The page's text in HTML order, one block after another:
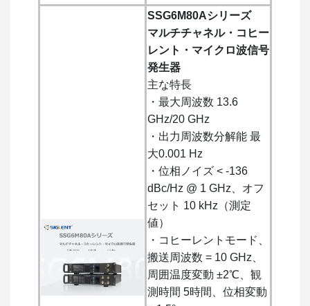
SSG6M80Aシリーズ
マルチチャネル・コヒー
レント・マイクロ波信号
発生器
主な特長
・最大周波数 13.6
GHz/20 GHz
・出力周波数分解能 最
大0.001 Hz
・位相ノイズ < -136
dBc/Hz @ 1 GHz、オフ
セット 10 kHz（測定
値）
・コヒーレントモード、
搬送周波数 = 10 GHz、
周囲温度変動 ±2℃、観
測時間 5時間、位相変動